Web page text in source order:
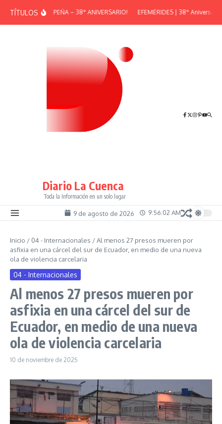
TÍTULOS¡GRAN PEÑA – 38° ANIVERSARIO! EFEMÉRIDES | 38°
Diario La Cuenca
Toda la Información en un solo lugar
9 de agosto de 2026 9:56:02 AM
Inicio / 04 - Internacionales /Al menos 27 presos mueren por
asfixia en una cárcel del sur de Ecuador, en medio de una nueva
ola de violencia carcelaria
04 - Internacionales
Al menos 27 presos mueren por
asfixia en una cárcel del sur de
Ecuador, en medio de una nueva
ola de violencia carcelaria
10 de noviembre de 2025